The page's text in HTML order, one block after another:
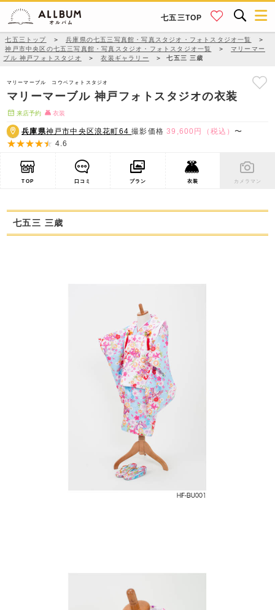
七五三TOP
七五三トップ ＞ 兵庫県の七五三写真館・写真スタジオ・フォトスタジオ一覧
＞
神戸市中央区の七五三写真館・写真スタジオ・フォトスタジオ一覧
＞
マリーマー
ブル 神戸フォトスタジオ
＞ 衣装ギャラリー ＞ 七五三 三歳
マリーマーブル コウベフォトスタジオ
マリーマーブル 神戸フォトスタジオの衣装
来店予約 衣装
兵庫県神戸市中央区浪花町64撮影価格39,600円（税込）〜
4.6
TOP 口コミ プラン 衣装 カメラマン
七五三 三歳